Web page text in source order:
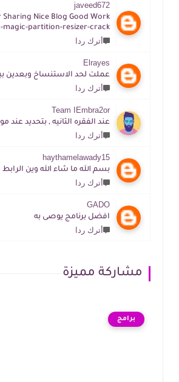
javeed672
https://tijacrack.com/im-magic-partition-resizer-crack
أترك ردا
Elrayes
أترك ردا
Team IEmbra2or
أترك ردا
haythamelawady15
بسم الله ما شاء الله وين الرابط
أترك ردا
GADO
افضل برنامج يوصى به
أترك ردا
مشاركة مميزة
برامج